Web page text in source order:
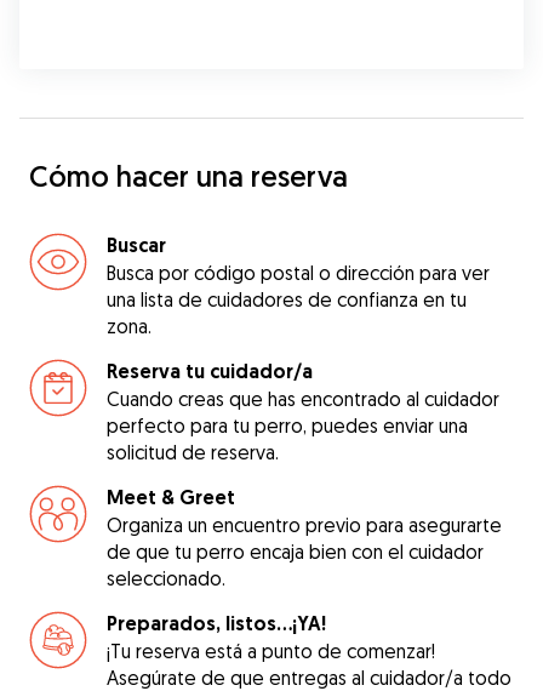
Cómo hacer una reserva
Buscar
Busca por código postal o dirección para ver
una lista de cuidadores de confianza en tu
zona.
Reserva tu cuidador/a
Cuando creas que has encontrado al cuidador
perfecto para tu perro, puedes enviar una
solicitud de reserva.
Meet & Greet
Organiza un encuentro previo para asegurarte
de que tu perro encaja bien con el cuidador
seleccionado.
Preparados, listos...¡YA!
¡Tu reserva está a punto de comenzar!
Asegúrate de que entregas al cuidador/a todo